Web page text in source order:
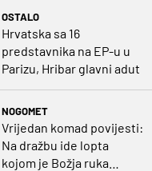
OSTALO
Hrvatska sa 16
predstavnika na EP-u u
Parizu, Hribar glavni adut
NOGOMET
Vrijedan komad povijesti:
Na dražbu ide lopta
kojom je Božja ruka